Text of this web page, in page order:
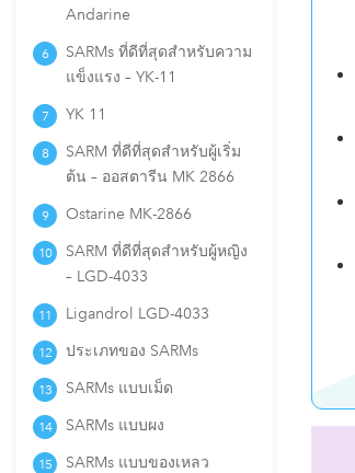
Andarine
SARMs ที่ดีที่สุดสำหรับความ
แข็งแรง – YK-11
YK 11
SARM ที่ดีที่สุดสำหรับผู้เริ่ม
ต้น – ออสตารีน MK 2866
Ostarine MK-2866
SARM ที่ดีที่สุดสำหรับผู้หญิง
– LGD-4033
Ligandrol LGD-4033
ประเภทของ SARMs
SARMs แบบเม็ด
SARMs แบบผง
SARMs แบบของเหลว